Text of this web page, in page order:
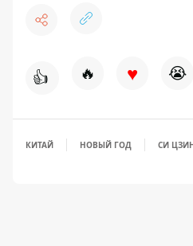
👍 🔥 ♥ 😭
КИТАЙ НОВЫЙ ГОД СИ